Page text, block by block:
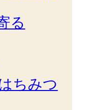
る
ちみつ